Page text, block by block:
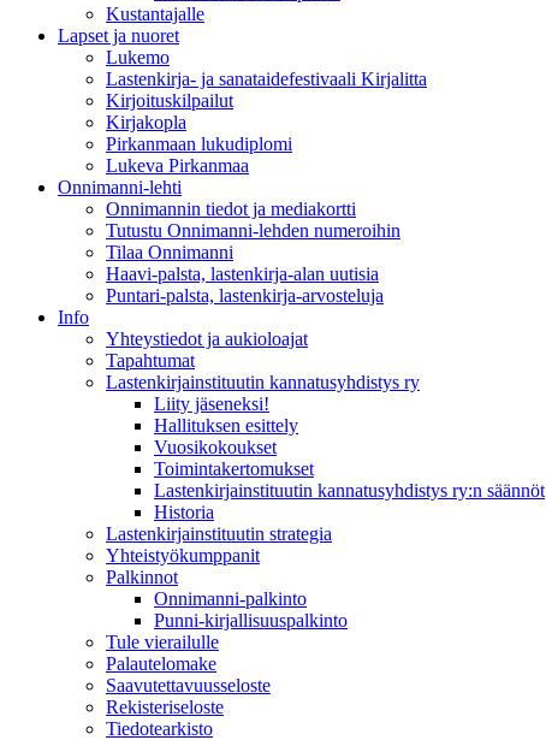
Kustantajalle
Lapset ja nuoret
Lukemo
Lastenkirja- ja sanataidefestivaali Kirjalitta
Kirjoituskilpailut
Kirjakopla
Pirkanmaan lukudiplomi
Lukeva Pirkanmaa
Onnimanni-lehti
Onnimannin tiedot ja mediakortti
Tutustu Onnimanni-lehden numeroihin
Tilaa Onnimanni
Haavi-palsta, lastenkirja-alan uutisia
Puntari-palsta, lastenkirja-arvosteluja
Info
Yhteystiedot ja aukioloajat
Tapahtumat
Lastenkirjainstituutin kannatusyhdistys ry
Liity jäseneksi!
Hallituksen esittely
Vuosikokoukset
Toimintakertomukset
Lastenkirjainstituutin kannatusyhdistys ry:n säännöt
Historia
Lastenkirjainstituutin strategia
Yhteistyökumppanit
Palkinnot
Onnimanni-palkinto
Punni-kirjallisuuspalkinto
Tule vierailulle
Palautelomake
Saavutettavuusseloste
Rekisteriseloste
Tiedotearkisto